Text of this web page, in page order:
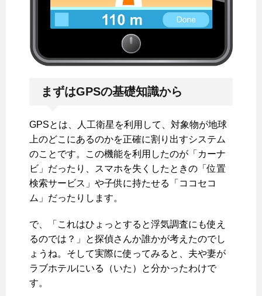
まずはGPSの基礎知識から
GPSとは、人工衛星を利用して、対象物が地球
上のどこにあるのかを正確に割り出すシステム
のことです。この機能を利用したのが「カーナ
ビ」だったり、スマホを失くしたときの「位置
検索サービス」や子供に持たせる「ココセコ
ム」だったりします。
で、「これはひょっとすると浮気調査にも使え
るのでは？」と探偵さんか誰かが考えたのでし
ょうね。そして実際に使ってみると、夫や妻が
ラブホテルにいる（いた）と分かったわけで
す。